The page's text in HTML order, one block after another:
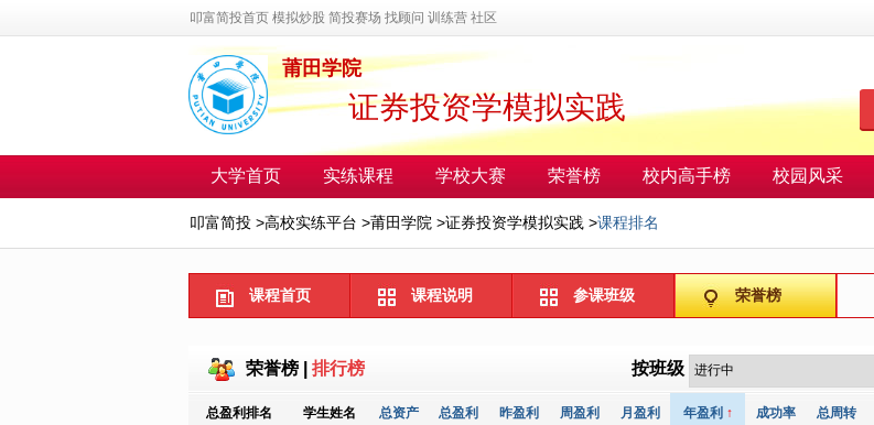
叩富简投首页 模拟炒股 简投赛场 找顾问 训练营 社区
莆田学院
证券投资学模拟实践
大学首页 实练课程 学校大赛 荣誉榜 校内高手榜 校园风采
叩富简投 >高校实练平台 >莆田学院 >证券投资学模拟实践 >课程排名
课程首页 课程说明 参课班级 荣誉榜
荣誉榜 排行榜 按班级
总盈利排名 学生姓名 总资产 总盈利 昨盈利 周盈利 月盈利 年盈利 ↑ 成功率 总周转